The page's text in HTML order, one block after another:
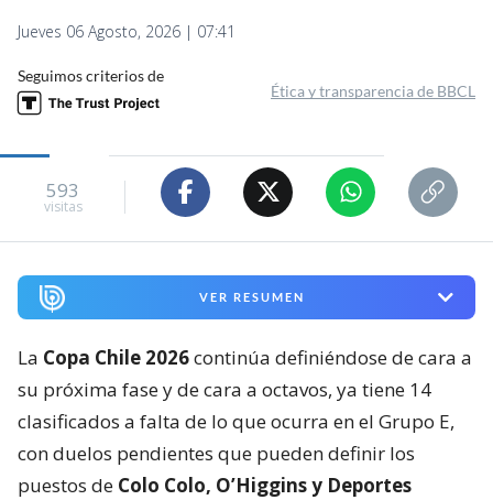
Jueves 06 Agosto, 2026 | 07:41
Seguimos criterios de
Ética y transparencia de BBCL
593
visitas
VER RESUMEN
La Copa Chile 2026continúa definiéndose de cara a
su próxima fase y de cara a octavos, ya tiene 14
clasificados a falta de lo que ocurra en el Grupo E,
con duelos pendientes que pueden definir los
puestos de Colo Colo, O’Higgins y Deportes